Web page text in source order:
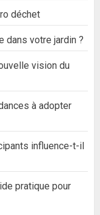
déchet
dans votre jardin ?
vision du
à adopter
influence-t-il
pratique pour